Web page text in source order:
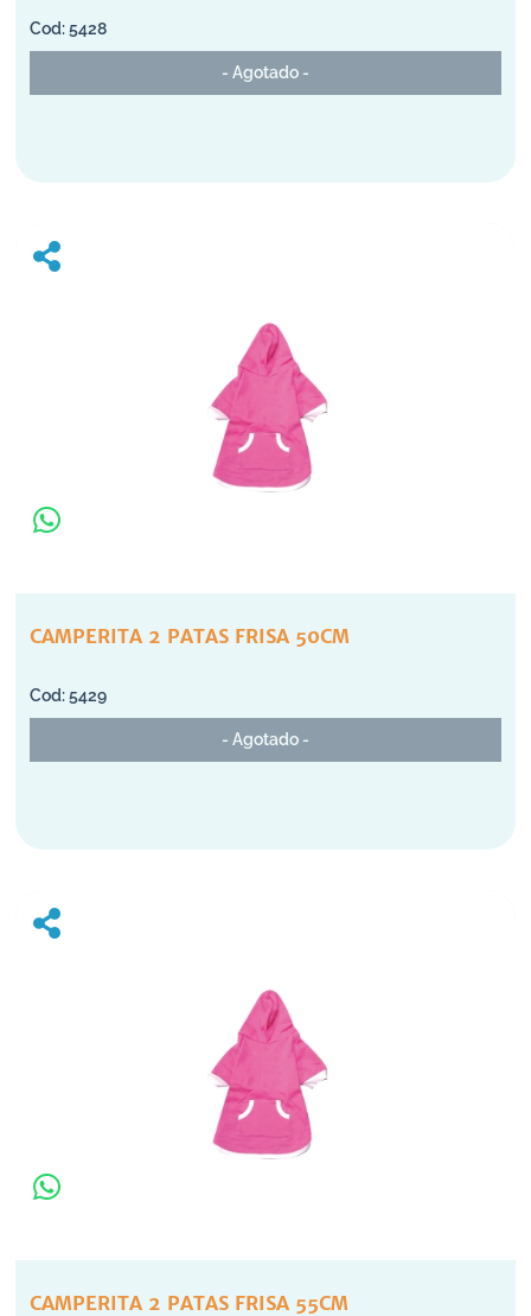
5428
- Agotado -
CAMPERITA 2 PATAS FRISA 50CM
5429
- Agotado -
CAMPERITA 2 PATAS FRISA 55CM